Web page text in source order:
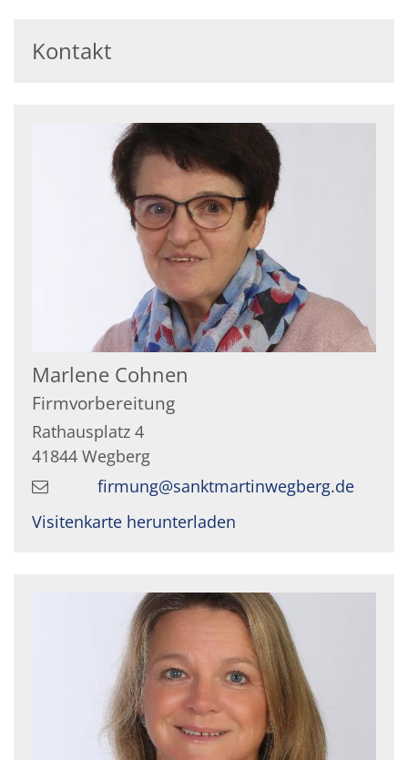
Kontakt
Marlene Cohnen
Firmvorbereitung
Rathausplatz 4
41844 Wegberg
firmung@sanktmartinwegberg.de
Visitenkarte herunterladen